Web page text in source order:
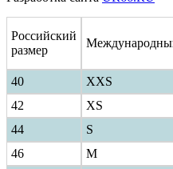
Российский
размер
40
ХXS
42
XS
44
S
46
M